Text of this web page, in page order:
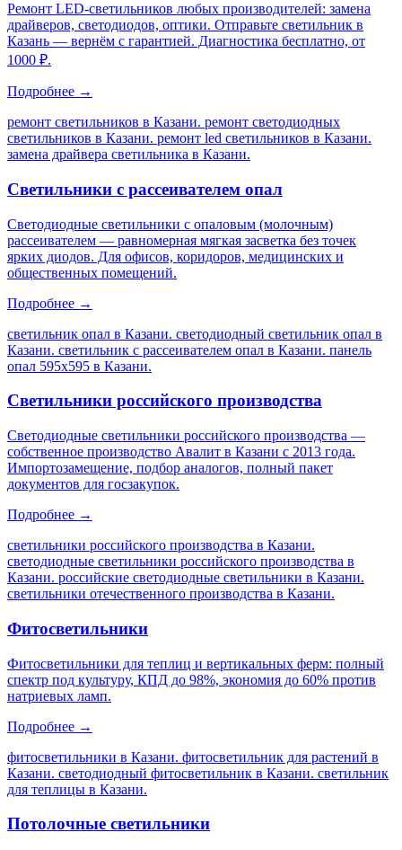
Ремонт LED-светильников любых производителей: замена
драйверов, светодиодов, оптики. Отправьте светильник в
Казань — вернём с гарантией. Диагностика бесплатно, от
1000 ₽.
Подробнее →
ремонт светильников в Казани. ремонт светодиодных
светильников в Казани. ремонт led светильников в Казани.
замена драйвера светильника в Казани.
Светильники с рассеивателем опал
Светодиодные светильники с опаловым (молочным)
рассеивателем — равномерная мягкая засветка без точек
ярких диодов. Для офисов, коридоров, медицинских и
общественных помещений.
Подробнее →
светильник опал в Казани. светодиодный светильник опал в
Казани. светильник с рассеивателем опал в Казани. панель
опал 595х595 в Казани.
Светильники российского производства
Светодиодные светильники российского производства —
собственное производство Авалит в Казани с 2013 года.
Импортозамещение, подбор аналогов, полный пакет
документов для госзакупок.
Подробнее →
светильники российского производства в Казани.
светодиодные светильники российского производства в
Казани. российские светодиодные светильники в Казани.
светильники отечественного производства в Казани.
Фитосветильники
Фитосветильники для теплиц и вертикальных ферм: полный
спектр под культуру, КПД до 98%, экономия до 60% против
натриевых ламп.
Подробнее →
фитосветильники в Казани. фитосветильник для растений в
Казани. светодиодный фитосветильник в Казани. светильник
для теплицы в Казани.
Потолочные светильники